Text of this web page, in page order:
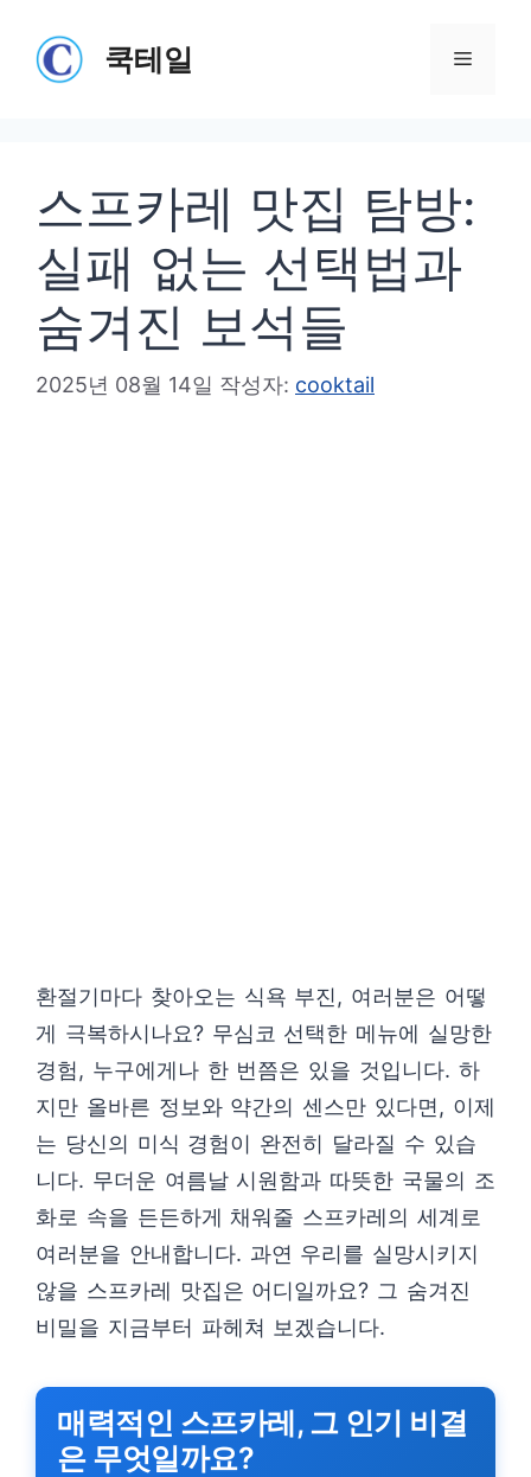
쿡테일 메
스프카레 맛집 탐방:
실패 없는 선택법과
숨겨진 보석들
2025년 08월 14일 작성자: cooktail
환절기마다 찾아오는 식욕 부진, 여러분은 어떻
게 극복하시나요? 무심코 선택한 메뉴에 실망한
경험, 누구에게나 한 번쯤은 있을 것입니다. 하
지만 올바른 정보와 약간의 센스만 있다면, 이제
는 당신의 미식 경험이 완전히 달라질 수 있습
니다. 무더운 여름날 시원함과 따뜻한 국물의 조
화로 속을 든든하게 채워줄 스프카레의 세계로
여러분을 안내합니다. 과연 우리를 실망시키지
않을 스프카레 맛집은 어디일까요? 그 숨겨진
비밀을 지금부터 파헤쳐 보겠습니다.
매력적인 스프카레, 그 인기 비결
은 무엇일까요?